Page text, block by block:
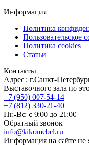
Информация
Политика
Пользовательское
Политика cookies
Статьи
Контакты
Адрес : г.Санкт-
Выставочного зала по
+7 (950) 007-54-14
+7 (812) 330-21-40
Пн-Вс: с 9:00 до 21:00
Обратный звонок
info@kikomebel.ru
Информация на сайте не